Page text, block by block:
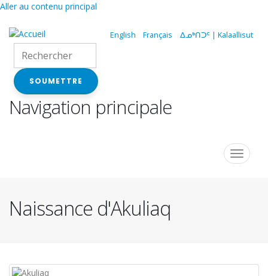
Aller au contenu principal
English Français ᐃᓄᒃᑎᑐᑦ | Kalaallisut
SOUMETTRE
Navigation principale
Toggle
Naissance d'Akuliaq